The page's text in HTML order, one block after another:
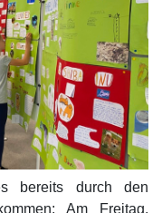
bereits durch den
Am Freitag,